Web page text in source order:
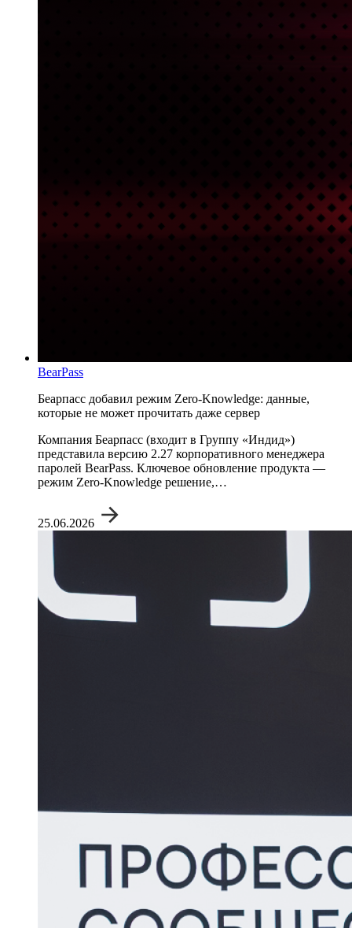
BearPass
Беарпасс добавил режим Zero-Knowledge: данные,
которые не может прочитать даже сервер
Компания Беарпасс (входит в Группу «Индид»)
представила версию 2.27 корпоративного менеджера
паролей BearPass. Ключевое обновление продукта —
режим Zero-Knowledge решение,…
25.06.2026